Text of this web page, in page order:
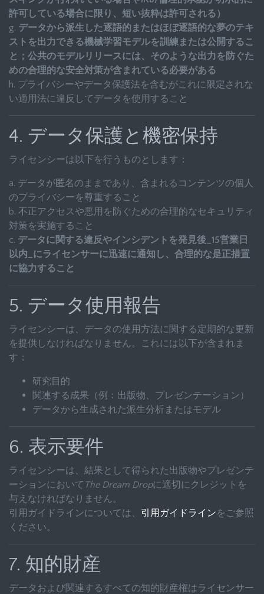
許可している場合に限り、短い抜粋は許可される）
g. データから派生した逐語的またはほぼ逐語的な夢のテキ
ストを出力できる機械学習モデルを訓練または公開するこ
と；公共のモデルリリースには、そのような出力を防ぐた
めの合理的な安全対策が含まれている必要がある
h. プライバシーやデータ保護法を含むがこれに限定されな
い適用法に違反してデータを使用すること
4. データ保護と機密保持
ライセンシーは以下を行うものとします：
a. データが匿名のままであり、含まれるコンテンツの個人
のプライバシーを尊重すること
b. 不正アクセスや悪用を防ぐための合理的なセキュリティ
対策を実施すること
c. データに関する違反やインシデントを発見後_15営業日
以内_にライセンサーに迅速に通知し、合理的な是正措置
に協力すること
5. データ使用報告
ライセンシーは、データの使用方法に関する定期的な更新
を提供しなければなりません。これには以下が含まれま
す：
研究目的
関連する成果（例：出版物、プレゼンテーション）
データから生成された派生分析またはモデル
6. 表示要件
ライセンシーは、結果として得られた出版物やプレゼンテ
ーションにおいて The Dream Dropに適切にクレジットを
与えなければなりません。
引用ガイドラインについては、 引用ガイドラインをご参照
ください。
7. 知的財産
データおよび関連するすべての知的財産権はライセンサー